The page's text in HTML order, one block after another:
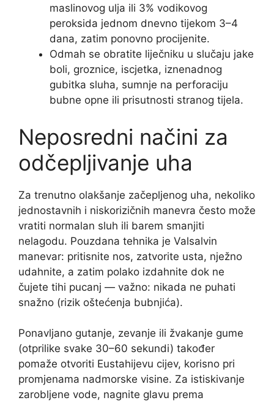
maslinovog ulja ili 3% vodikovog
peroksida jednom dnevno tijekom 3–4
dana, zatim ponovno procijenite.
Odmah se obratite liječniku u slučaju jake
boli, groznice, iscjetka, iznenadnog
gubitka sluha, sumnje na perforaciju
bubne opne ili prisutnosti stranog tijela.
Neposredni načini za
odčepljivanje uha
Za trenutno olakšanje začepljenog uha, nekoliko
jednostavnih i niskorizičnih manevra često može
vratiti normalan sluh ili barem smanjiti
nelagodu. Pouzdana tehnika je Valsalvin
manevar: pritisnite nos, zatvorite usta, nježno
udahnite, a zatim polako izdahnite dok ne
čujete tihi pucanj — važno: nikada ne puhati
snažno (rizik oštećenja bubnjića).
Ponavljano gutanje, zevanje ili žvakanje gume
(otprilike svake 30–60 sekundi) također
pomaže otvoriti Eustahijevu cijev, korisno pri
promjenama nadmorske visine. Za istiskivanje
zarobljene vode, nagnite glavu prema